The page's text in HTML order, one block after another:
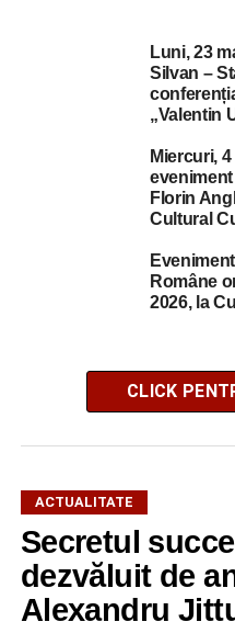
Luni, 23
Silvan –
„Valentin
Miercuri,
Florin
Cultural
Române
2026, la
CLICK
ACTUALITATE
Secretul
dezvăluit de
Alexandru